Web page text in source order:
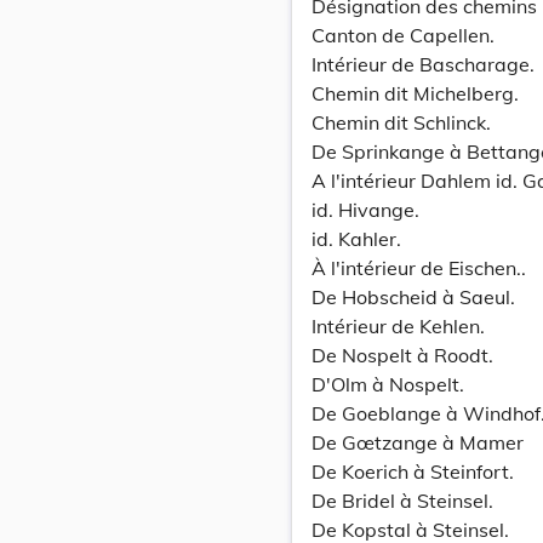
Désignation des chemins
Canton de Capellen.
Intérieur de Bascharage.
Chemin dit Michelberg.
Chemin dit Schlinck.
De Sprinkange à
A l'intérieur Dahlem id.
id. Hivange.
id. Kahler.
À l'intérieur de Eischen..
De Hobscheid à Saeul.
Intérieur de Kehlen.
De Nospelt à Roodt.
D'Olm à Nospelt.
De Goeblange à Windhof.
De Gœtzange à Mamer
De Koerich à Steinfort.
De Bridel à Steinsel.
De Kopstal à Steinsel.